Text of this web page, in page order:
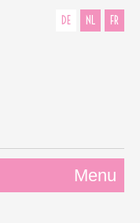
DE NL FR
Menu